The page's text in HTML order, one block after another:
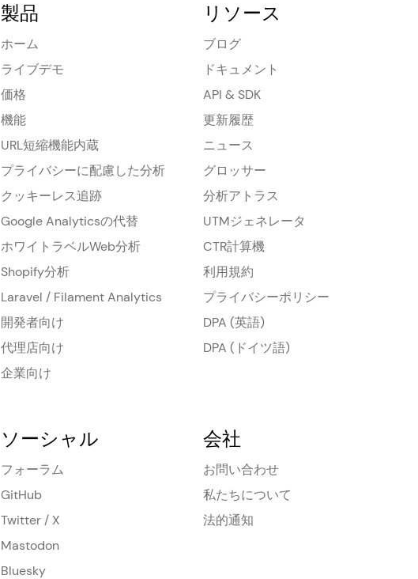
製品
ホーム
ライブデモ
価格
機能
URL短縮機能内蔵
プライバシーに配慮した分析
クッキーレス追跡
Google Analyticsの代替
ホワイトラベルWeb分析
Shopify分析
Laravel / Filament Analytics
開発者向け
代理店向け
企業向け
リソース
ブログ
ドキュメント
API & SDK
更新履歴
ニュース
グロッサー
分析アトラス
UTMジェネレータ
CTR計算機
利用規約
プライバシーポリシー
DPA (英語)
DPA (ドイツ語)
ソーシャル
フォーラム
GitHub
Twitter / X
Mastodon
Bluesky
会社
お問い合わせ
私たちについて
法的通知